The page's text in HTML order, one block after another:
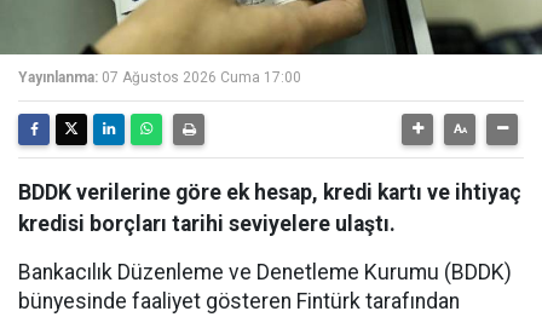
Yayınlanma: 07 Ağustos 2026 Cuma 17:00
BDDK verilerine göre ek hesap, kredi kartı ve ihtiyaç
kredisi borçları tarihi seviyelere ulaştı.
Bankacılık Düzenleme ve Denetleme Kurumu (BDDK)
bünyesinde faaliyet gösteren Fintürk tarafından